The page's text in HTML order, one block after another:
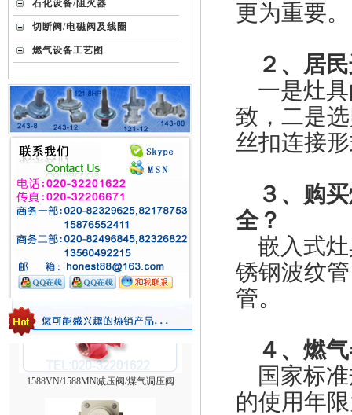
石化设备/阻火器
切断阀/电磁阀及线圈
燃气设备工艺图
台湾HNT/HT系列壁挂式电热式气化器
1588VN/1588MN减压阀/煤气调压阀
更为重要。
２、居
一是灶具
致，二是
丝扣连接
３、购
全？
嵌入式灶
锈钢波纹
管。
４、燃
国家标准
的使用年